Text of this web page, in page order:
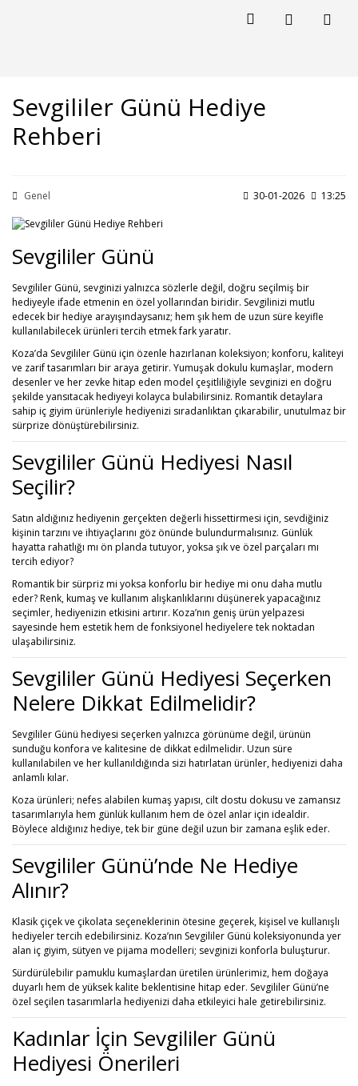
Sevgililer Günü Hediye
Rehberi
Genel 30-01-2026 13:25
Sevgililer Günü
Sevgililer Günü, sevginizi yalnızca sözlerle değil, doğru seçilmiş bir
hediyeyle ifade etmenin en özel yollarından biridir. Sevgilinizi mutlu
edecek bir hediye arayışındaysanız; hem şık hem de uzun süre keyifle
kullanılabilecek ürünleri tercih etmek fark yaratır.
Koza’da Sevgililer Günü için özenle hazırlanan koleksiyon; konforu, kaliteyi
ve zarif tasarımları bir araya getirir. Yumuşak dokulu kumaşlar, modern
desenler ve her zevke hitap eden model çeşitliliğiyle sevginizi en doğru
şekilde yansıtacak hediyeyi kolayca bulabilirsiniz. Romantik detaylara
sahip iç giyim ürünleriyle hediyenizi sıradanlıktan çıkarabilir, unutulmaz bir
sürprize dönüştürebilirsiniz.
Sevgililer Günü Hediyesi Nasıl
Seçilir?
Satın aldığınız hediyenin gerçekten değerli hissettirmesi için, sevdiğiniz
kişinin tarzını ve ihtiyaçlarını göz önünde bulundurmalısınız. Günlük
hayatta rahatlığı mı ön planda tutuyor, yoksa şık ve özel parçaları mı
tercih ediyor?
Romantik bir sürpriz mi yoksa konforlu bir hediye mi onu daha mutlu
eder? Renk, kumaş ve kullanım alışkanlıklarını düşünerek yapacağınız
seçimler, hediyenizin etkisini artırır. Koza’nın geniş ürün yelpazesi
sayesinde hem estetik hem de fonksiyonel hediyelere tek noktadan
ulaşabilirsiniz.
Sevgililer Günü Hediyesi Seçerken
Nelere Dikkat Edilmelidir?
Sevgililer Günü hediyesi seçerken yalnızca görünüme değil, ürünün
sunduğu konfora ve kalitesine de dikkat edilmelidir. Uzun süre
kullanılabilen ve her kullanıldığında sizi hatırlatan ürünler, hediyenizi daha
anlamlı kılar.
Koza ürünleri; nefes alabilen kumaş yapısı, cilt dostu dokusu ve zamansız
tasarımlarıyla hem günlük kullanım hem de özel anlar için idealdir.
Böylece aldığınız hediye, tek bir güne değil uzun bir zamana eşlik eder.
Sevgililer Günü’nde Ne Hediye
Alınır?
Klasik çiçek ve çikolata seçeneklerinin ötesine geçerek, kişisel ve kullanışlı
hediyeler tercih edebilirsiniz. Koza’nın Sevgililer Günü koleksiyonunda yer
alan iç giyim, sütyen ve pijama modelleri; sevginizi konforla buluşturur.
Sürdürülebilir pamuklu kumaşlardan üretilen ürünlerimiz, hem doğaya
duyarlı hem de yüksek kalite beklentisine hitap eder. Sevgililer Günü’ne
özel seçilen tasarımlarla hediyenizi daha etkileyici hale getirebilirsiniz.
Kadınlar İçin Sevgililer Günü
Hediyesi Önerileri